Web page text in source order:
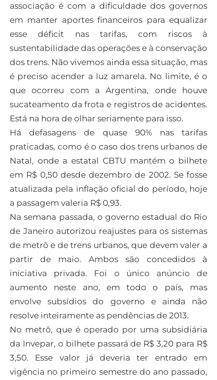
associação é com a dificuldade dos governos
em manter aportes financeiros para equalizar
esse déficit nas tarifas, com riscos à
sustentabilidade das operações e à conservação
dos trens. Não vivemos ainda essa situação, mas
é preciso acender a luz amarela. No limite, é o
que ocorreu com a Argentina, onde houve
sucateamento da frota e registros de acidentes.
Está na hora de olhar seriamente para isso.
Há defasagens de quase 90% nas tarifas
praticadas, como é o caso dos trens urbanos de
Natal, onde a estatal CBTU mantém o bilhete
em R$ 0,50 desde dezembro de 2002. Se fosse
atualizada pela inflação oficial do período, hoje
a passagem valeria R$ 0,93.
Na semana passada, o governo estadual do Rio
de Janeiro autorizou reajustes para os sistemas
de metrô e de trens urbanos, que devem valer a
partir de maio. Ambos são concedidos à
iniciativa privada. Foi o único anúncio de
aumento neste ano, em todo o país, mas
envolve subsídios do governo e ainda não
resolve inteiramente as pendências de 2013.
No metrô, que é operado por uma subsidiária
da Invepar, o bilhete passará de R$ 3,20 para R$
3,50. Esse valor já deveria ter entrado em
vigência no primeiro semestre do ano passado,